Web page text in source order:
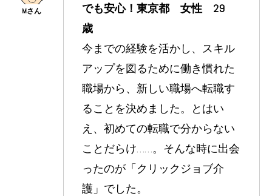
でも安心！東京都 女性 29
歳
今までの経験を活かし、スキル
アップを図るために働き慣れた
職場から、新しい職場へ転職す
ることを決めました。とはい
え、初めての転職で分からない
ことだらけ……。そんな時に出会
ったのが「クリックジョブ介
護」でした。